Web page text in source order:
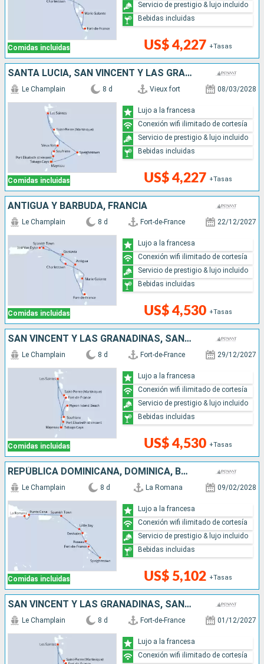
Comidas incluidas US$ 4,227 +Tasas
Servicio de prestigio & lujo incluido
Bebidas incluidas
SANTA LUCIA, SAN VINCENT Y LAS GRANADINAS, BARBADOS
Comidas incluidas
Le Champlain 8 d Vieux fort 08/03/2028
US$ 4,227 +Tasas
Lujo a la francesa
Conexión wifi ilimitado de cortesía
Servicio de prestigio & lujo incluido
Bebidas incluidas
ANTIGUA Y BARBUDA, FRANCIA
Comidas incluidas
Le Champlain 8 d Fort-de-France 22/12/2027
US$ 4,530 +Tasas
Lujo a la francesa
Conexión wifi ilimitado de cortesía
Servicio de prestigio & lujo incluido
Bebidas incluidas
SAN VINCENT Y LAS GRANADINAS, SANTA LUCIA
Comidas incluidas
Le Champlain 8 d Fort-de-France 29/12/2027
US$ 4,530 +Tasas
Lujo a la francesa
Conexión wifi ilimitado de cortesía
Servicio de prestigio & lujo incluido
Bebidas incluidas
REPÚBLICA DOMINICANA, DOMINICA, BARBADOS, FRANCIA, REINO UNIDO
Comidas incluidas
Le Champlain 8 d La Romana 09/02/2028
US$ 5,102 +Tasas
Lujo a la francesa
Conexión wifi ilimitado de cortesía
Servicio de prestigio & lujo incluido
Bebidas incluidas
SAN VINCENT Y LAS GRANADINAS, SANTA LUCIA
Le Champlain 8 d Fort-de-France 01/12/2027
Lujo a la francesa
Conexión wifi ilimitado de cortesía